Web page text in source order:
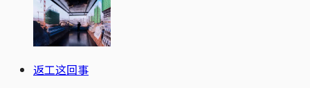
返工这回事